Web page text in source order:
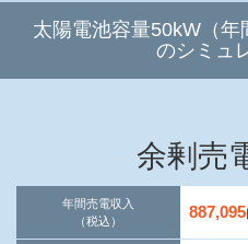
太陽電池容量50kW（
のシミュ
余剰売
年間売電収入
（税込）
887,095